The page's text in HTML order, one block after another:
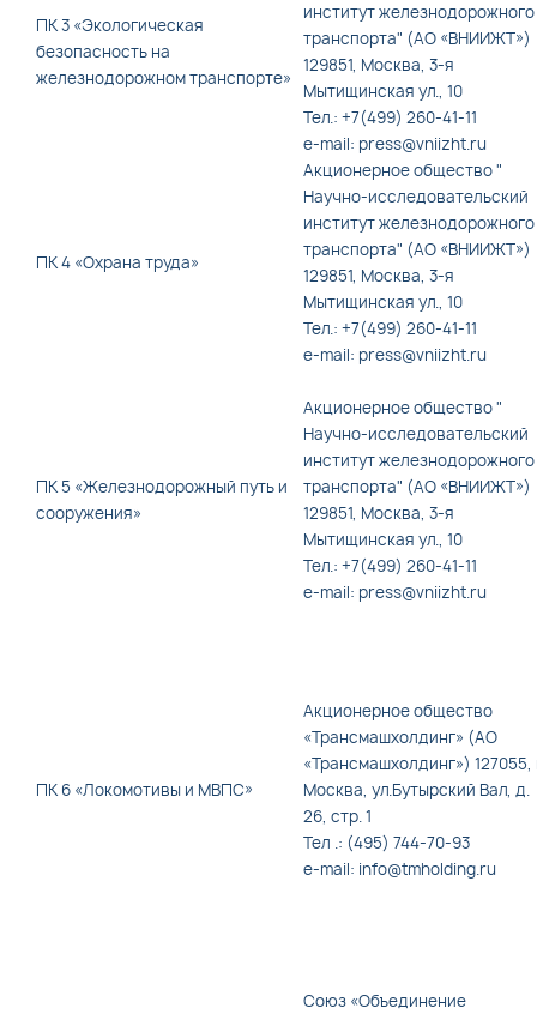
ПК 3 «Экологическая
безопасность на
железнодорожном транспорте»
институт железнодорожного
транспорта" (АО «ВНИИЖТ»)
129851, Москва, 3-я
Мытищинская ул., 10
Тел.: +7(499) 260-41-11
e-mail: press@vniizht.ru
ПК 4 «Охрана труда»
Акционерное общество "
Научно-исследовательский
институт железнодорожного
транспорта" (АО «ВНИИЖТ»)
129851, Москва, 3-я
Мытищинская ул., 10
Тел.: +7(499) 260-41-11
e-mail: press@vniizht.ru
ПК 5 «Железнодорожный путь и
сооружения»
Акционерное общество "
Научно-исследовательский
институт железнодорожного
транспорта" (АО «ВНИИЖТ»)
129851, Москва, 3-я
Мытищинская ул., 10
Тел.: +7(499) 260-41-11
e-mail: press@vniizht.ru
ПК 6 «Локомотивы и МВПС»
Акционерное общество
«Трансмашхолдинг» (АО
«Трансмашхолдинг») 127055,
Москва, ул.Бутырский Вал, д.
26, стр. 1
Тел .: (495) 744-70-93
e-mail: info@tmholding.ru
Союз «Объединение